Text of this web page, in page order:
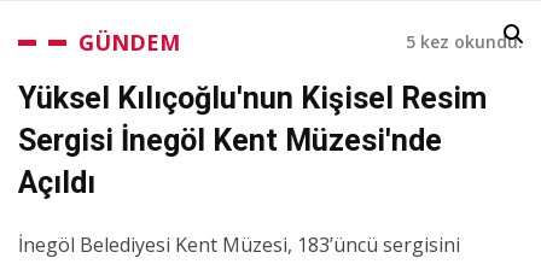
GÜNDEM 5 kez okundu.
Yüksel Kılıçoğlu'nun Kişisel Resim
Sergisi İnegöl Kent Müzesi'nde
Açıldı
İnegöl Belediyesi Kent Müzesi, 183’üncü sergisini